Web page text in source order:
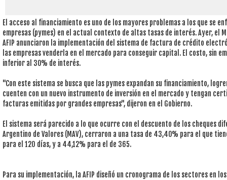
El acceso al financiamiento es uno de los mayores problemas a los que se
empresas (pymes) en el actual contexto de altas tasas de interés. Ayer, el
AFIP anunciaron la implementación del sistema de factura de crédito
las empresas venderla en el mercado para conseguir capital. El costo, sin
inferior al 30% de interés.
"Con este sistema se busca que las pymes expandan su financiamiento,
cuenten con un nuevo instrumento de inversión en el mercado y tengan
facturas emitidas por grandes empresas", dijeron en el Gobierno.
El sistema será parecido a lo que ocurre con el descuento de los cheques
Argentino de Valores (MAV), cerraron a una tasa de 43,40% para el que
para el 120 días, y a 44,12% para el de 365.
Para su implementación, la AFIP diseñó un cronograma de los sectores en